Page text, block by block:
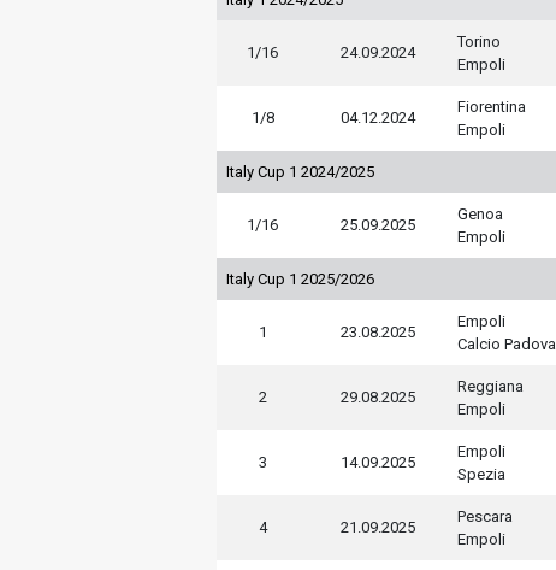
1/16 24.09.2024
Torino
Empoli
1/8 04.12.2024
Fiorentina
Empoli
Italy Cup 1 2024/2025
1/16 25.09.2025
Genoa
Empoli
Italy Cup 1 2025/2026
1 23.08.2025
Empoli
Calcio Padova
2 29.08.2025
Reggiana
Empoli
3 14.09.2025
Empoli
Spezia
4 21.09.2025
Pescara
Empoli